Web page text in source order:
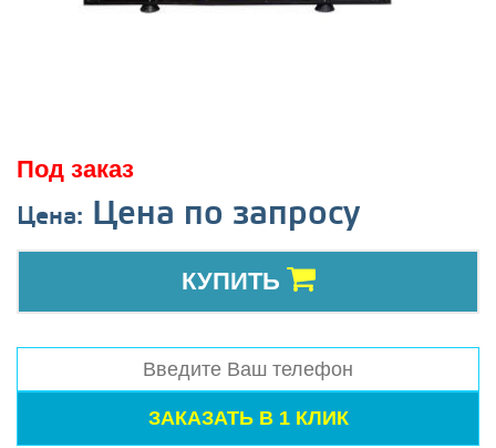
Под заказ
Цена: Цена по запросу
КУПИТЬ